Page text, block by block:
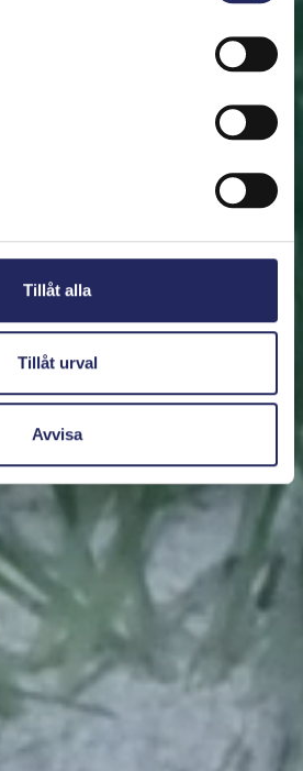
Tillåt alla
Tillåt urval
Avvisa